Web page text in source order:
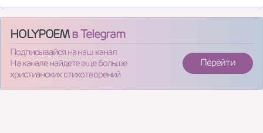
HOLYPOEMв Telegram
Подписывайся на наш канал
На канале найдете еще больше
христианских стихотворений
Перейти